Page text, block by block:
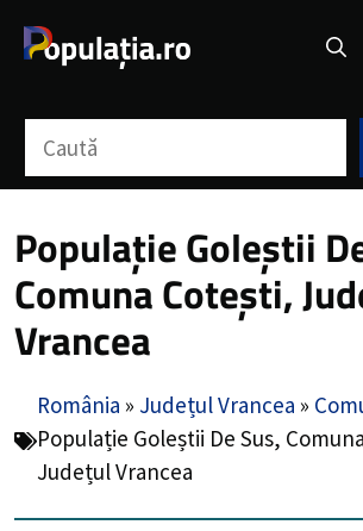
Populație Goleștii
Comuna Cotești,
Vrancea
România » Județul Vrancea »
Populație Goleștii De Sus,
Județul Vrancea